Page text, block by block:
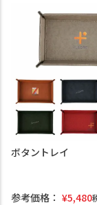
すすめいたします。
社名・ロゴ・記念日な
刻が可能で、オリジナ
イテムとして開店祝い
にもご活用いただけま
トレイのカラーは3種
類から選択可能。
企業のブランディン
の格上げにぜひご利用
熨斗・ラッピング・
書体のカスタムをご希
ボタントレイ
参考価格： ¥5,480